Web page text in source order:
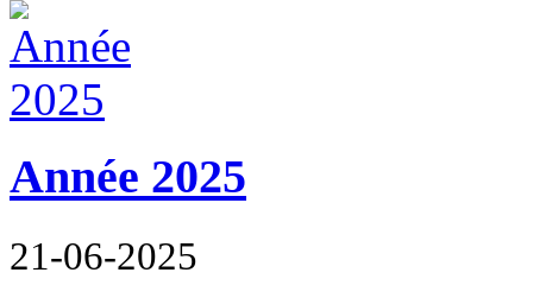
Année 2025
21-06-2025